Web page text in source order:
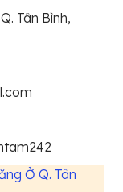
Tân Bình,
Ở Q. Tân